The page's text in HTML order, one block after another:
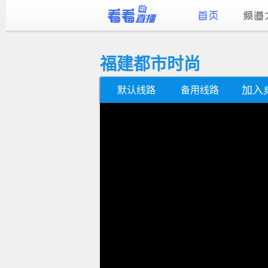
福建都市时尚
默认线路 备用线路 加入